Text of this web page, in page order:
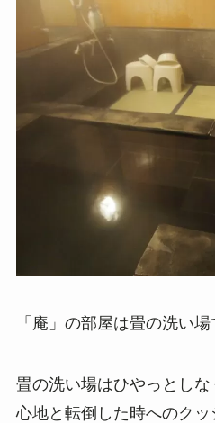
「庵」の部屋は畳の洗い場
畳の洗い場はひやっとし
心地と転倒した時へのク